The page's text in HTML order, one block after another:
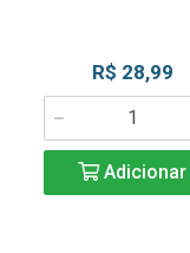
R$ 28,99
Adicionar